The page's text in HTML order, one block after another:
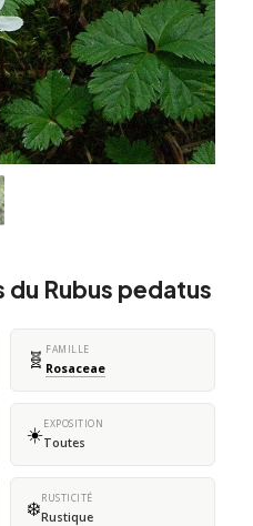
Rubus pedatus
🧬 FAMILLE
Rosaceae
☀️EXPOSITION
Toutes
❄️RUSTICITÉ
Rustique